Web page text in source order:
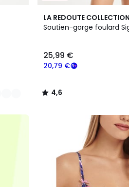
LA REDOUTE
Soutien-gorge foulard
20,79 €
25,99 €
4,6
/ 5
3
Couleurs
4,6
/